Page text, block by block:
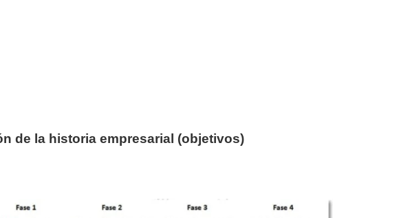
de la historia empresarial (objetivos)